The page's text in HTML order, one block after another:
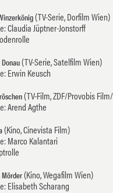
(TV-Serie, Dorfilm Wien)
Claudia Jüptner-Jonstorff
(TV-Serie, Satelfilm Wien)
Erwin Keusch
(TV-Film, ZDF/Provobis
Arend Agthe
(Kino, Cinevista Film)
Marco Kalantari
(Kino, Wegafilm Wien)
Elisabeth Scharang